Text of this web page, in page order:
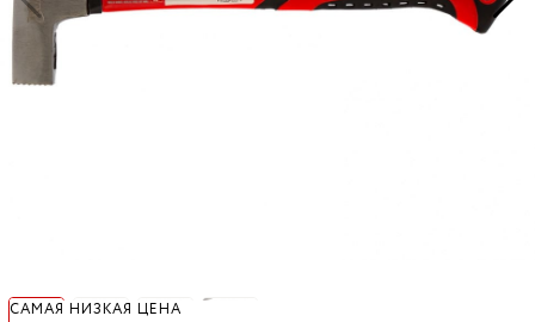
САМАЯ НИЗКАЯ ЦЕНА